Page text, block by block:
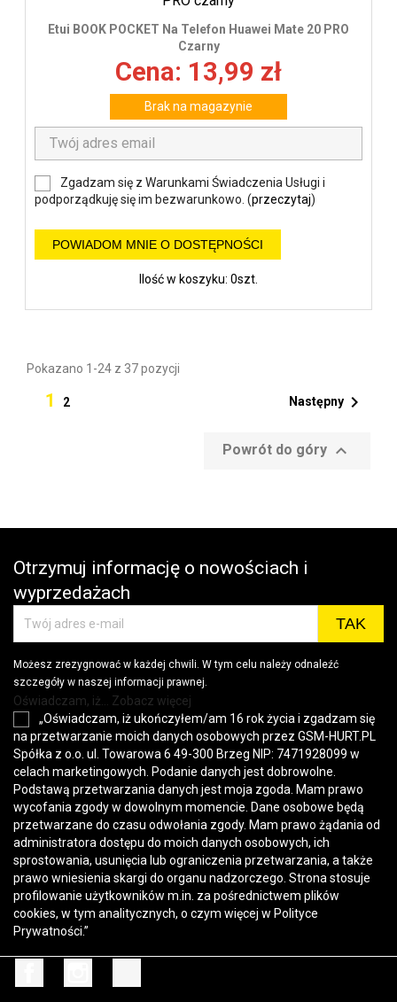
Etui BOOK POCKET Na Telefon Huawei Mate 20 PRO
Czarny
Cena: 13,99 zł
Brak na magazynie
Zgadzam się z Warunkami Świadczenia Usługi i
podporządkuję się im bezwarunkowo. (przeczytaj)
POWIADOM MNIE O DOSTĘPNOŚCI
Ilość w koszyku: 0szt.
Pokazano 1-24 z 37 pozycji
1 2 Następny 
Powrót do góry 
Otrzymuj informację o nowościach i
wyprzedażach
Możesz zrezygnować w każdej chwili. W tym celu należy odnaleźć
szczegóły w naszej informacji prawnej.
Oświadczam, iż... Zobacz więcej
„Oświadczam, iż ukończyłem/am 16 rok życia i zgadzam się
na przetwarzanie moich danych osobowych przez GSM-HURT.PL
Spółka z o.o. ul. Towarowa 6 49-300 Brzeg NIP: 7471928099 w
celach marketingowych. Podanie danych jest dobrowolne.
Podstawą przetwarzania danych jest moja zgoda. Mam prawo
wycofania zgody w dowolnym momencie. Dane osobowe będą
przetwarzane do czasu odwołania zgody. Mam prawo żądania od
administratora dostępu do moich danych osobowych, ich
sprostowania, usunięcia lub ograniczenia przetwarzania, a także
prawo wniesienia skargi do organu nadzorczego. Strona stosuje
profilowanie użytkowników m.in. za pośrednictwem plików
cookies, w tym analitycznych, o czym więcej w Polityce
Prywatności.”